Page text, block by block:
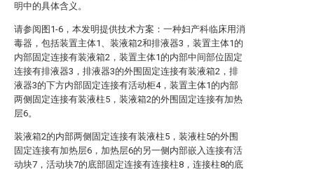
明中的具体含义。
请参阅图1-6，本发明提供技术方案：一种妇产科临床用消
毒器，包括装置主体1、装液箱2和排液器3，装置主体1的
内部固定连接有装液箱2，装置主体1的内部中间部位固定
连接有排液器3，排液器3的外围固定连接有装液箱2，排
液器3的下方内部固定连接有活动柜4，装置主体1的内部
两侧固定连接有装液柱5，装液箱2的外围固定连接有加热
层6。
装液箱2的内部两侧固定连接有装液柱5，装液柱5的外围
固定连接有加热层6，加热层6的另一侧内部嵌入连接有活
动块7，活动块7的底部固定连接有连接柱8，连接柱8的底